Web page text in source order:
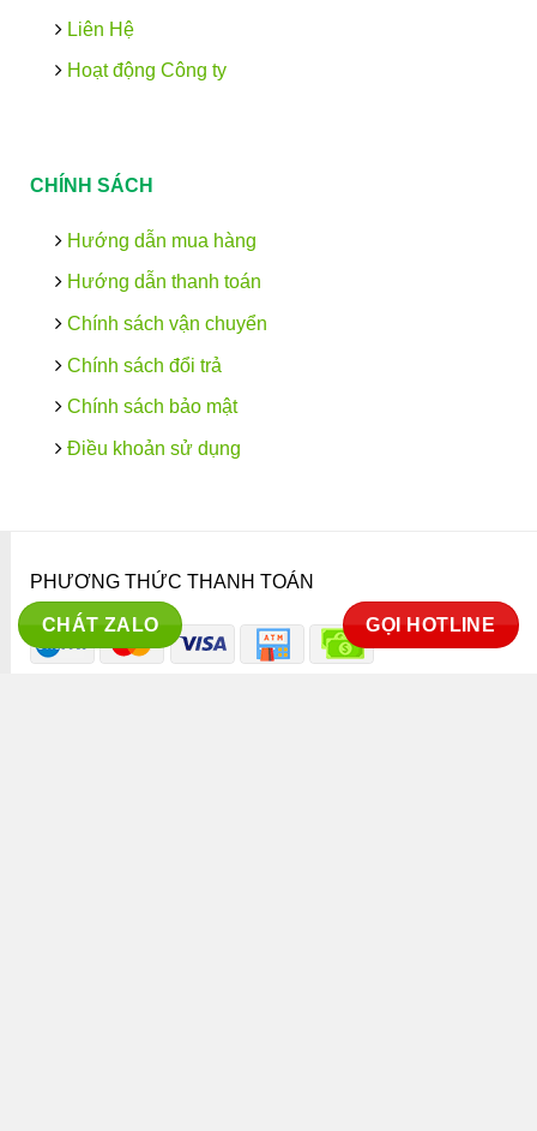
Liên Hệ
Hoạt động Công ty
CHÍNH SÁCH
Hướng dẫn mua hàng
Hướng dẫn thanh toán
Chính sách vận chuyển
Chính sách đổi trả
Chính sách bảo mật
Điều khoản sử dụng
PHƯƠNG THỨC THANH TOÁN
CHÁT ZALO GỌI HOTLINE